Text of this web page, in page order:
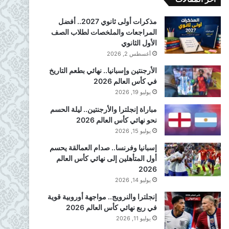
مذكرات أولى ثانوي 2027.. أفضل
المراجعات والملخصات لطلاب الصف
الأول الثانوي
أغسطس 2, 2026
الأرجنتين وإسبانيا.. نهائي بطعم التاريخ
في كأس العالم 2026
يوليو 19, 2026
مباراة إنجلترا والأرجنتين.. ليلة الحسم
نحو نهائي كأس العالم 2026
يوليو 15, 2026
إسبانيا وفرنسا.. صدام العمالقة يحسم
أول المتأهلين إلى نهائي كأس العالم
2026
يوليو 14, 2026
إنجلترا والنرويج.. مواجهة أوروبية قوية
في ربع نهائي كأس العالم 2026
يوليو 11, 2026